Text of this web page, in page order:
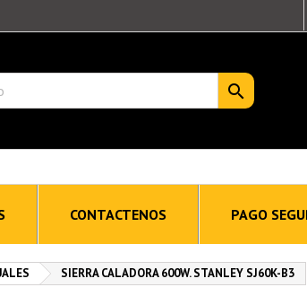

CONTACTENOS PAGO
SIERRA CALADORA 600W. STANLEY SJ60K-B3